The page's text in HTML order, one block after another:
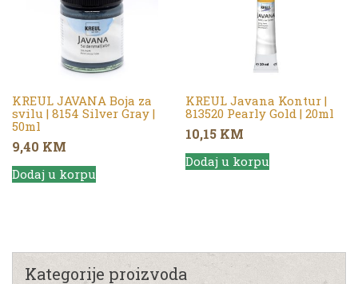
KREUL JAVANA Boja za
svilu | 8154 Silver Gray |
50ml
9,40 KM
Dodaj u korpu
KREUL Javana Kontur |
813520 Pearly Gold | 20ml
10,15 KM
Dodaj u korpu
Kategorije proizvoda